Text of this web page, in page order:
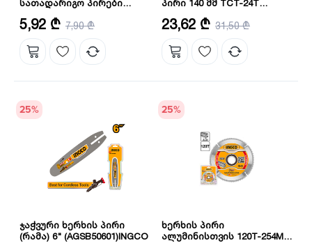
სათადარიგო პირები
რაოდენობა: 5
5,92 ₾ 7,90 ₾
პირი 140 მმ TCT-24T
რაოდენობა: 2
კბილების რაოდენობა: 24
23,62 ₾ 31,50 ₾
25%
ჯაჭვური ხერხის პირი
(რამა) 6" (AGSB50601)INGCO
25%
ხერხის პირი
ალუმინისთვის 120T-254MM